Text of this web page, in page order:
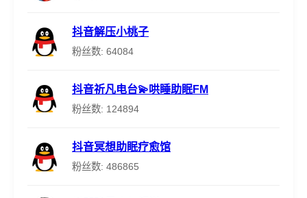
抖音解压小桃子
粉丝数: 64084
抖音祈凡电台💫哄睡助眠FM
粉丝数: 124894
抖音冥想助眠疗愈馆
粉丝数: 486865